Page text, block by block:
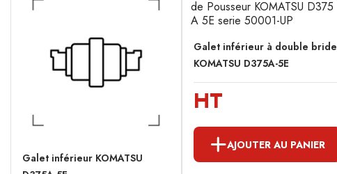
Galet inférieur KOMATSU
Galet inférieur à double bride
KOMATSU D375A-5E
HT
AJOUTER AU PANIER